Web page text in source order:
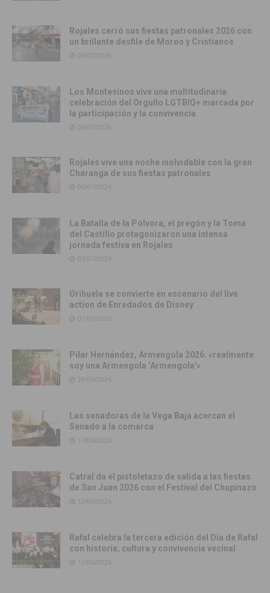
Rojales cerró sus fiestas patronales 2026 con
un brillante desfile de Moros y Cristianos
06/07/2026
Los Montesinos vive una multitudinaria
celebración del Orgullo LGTBIQ+ marcada por
la participación y la convivencia
06/07/2026
Rojales vive una noche inolvidable con la gran
Charanga de sus fiestas patronales
05/07/2026
La Batalla de la Pólvora, el pregón y la Toma
del Castillo protagonizaron una intensa
jornada festiva en Rojales
03/07/2026
Orihuela se convierte en escenario del live
action de Enredados de Disney
01/07/2026
Pilar Hernández, Armengola 2026: «realmente
soy una Armengola ‘Armengola'»
29/06/2026
Las senadoras de la Vega Baja acercan el
Senado a la comarca
17/06/2026
Catral da el pistoletazo de salida a las fiestas
de San Juan 2026 con el Festival del Chupinazo
13/06/2026
Rafal celebra la tercera edición del Día de Rafal
con historia, cultura y convivencia vecinal
13/06/2026